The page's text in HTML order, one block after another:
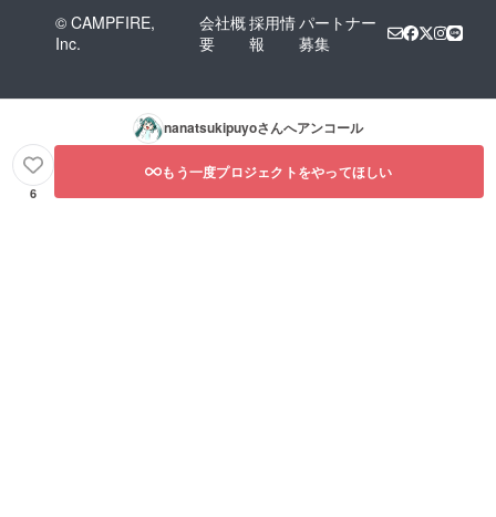
© CAMPFIRE,
Inc.
会社概
要
採用情
報
パートナー
募集
nanatsukipuyoさんへアンコール
6
もう一度プロジェクトをやってほしい